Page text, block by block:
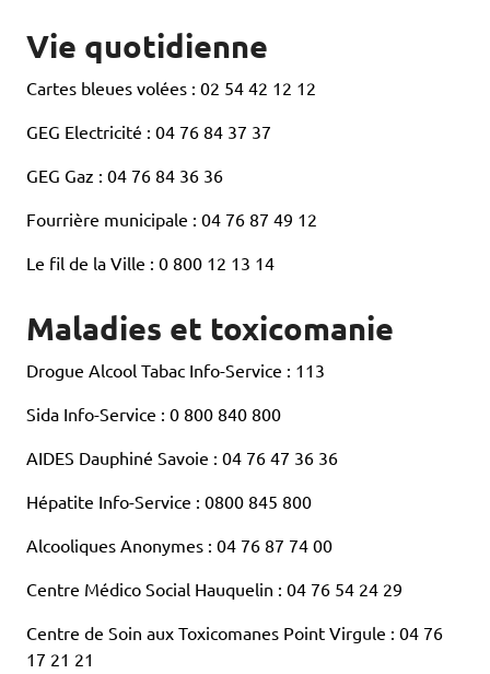
Vie quotidienne
Cartes bleues volées : 02 54 42 12 12
GEG Electricité : 04 76 84 37 37
GEG Gaz : 04 76 84 36 36
Fourrière municipale : 04 76 87 49 12
Le fil de la Ville : 0 800 12 13 14
Maladies et toxicomanie
Drogue Alcool Tabac Info-Service : 113
Sida Info-Service : 0 800 840 800
AIDES Dauphiné Savoie : 04 76 47 36 36
Hépatite Info-Service : 0800 845 800
Alcooliques Anonymes : 04 76 87 74 00
Centre Médico Social Hauquelin : 04 76 54 24 29
Centre de Soin aux Toxicomanes Point Virgule : 04 76
17 21 21